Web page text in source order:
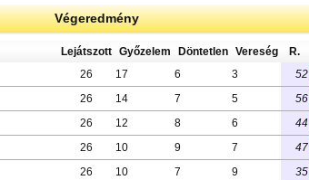
Végeredmény
Lejátszott Győzelem Döntetlen Vereség R.
26 17 6 3 52
26 14 7 5 56
26 12 8 6 44
26 10 9 7 47
26 10 7 9 35